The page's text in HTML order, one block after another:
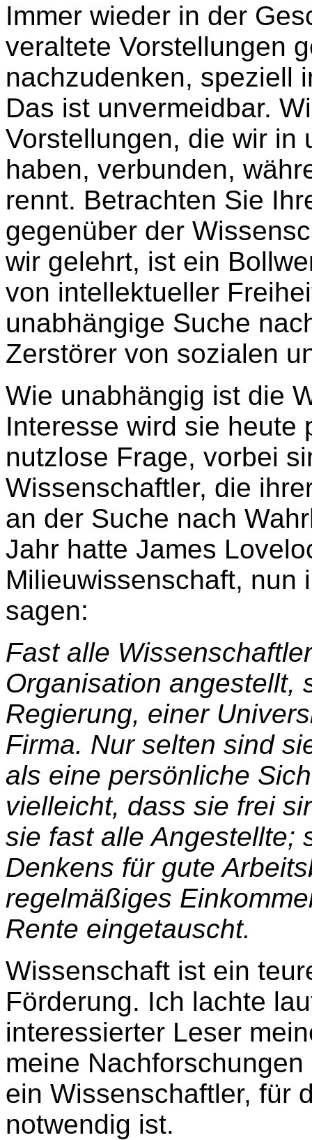
Immer wieder in der
veraltete Vorstellungen
nachzudenken, speziell
Das ist unvermeidbar.
Vorstellungen, die wir in
haben, verbunden,
rennt. Betrachten Sie
gegenüber der
wir gelehrt, ist ein
von intellektueller
unabhängige Suche
Zerstörer von sozialen
Wie unabhängig ist die
Interesse wird sie heute
nutzlose Frage, vorbei
Wissenschaftler, die
an der Suche nach
Jahr hatte James
Milieuwissenschaft, nun
sagen:
Fast alle
Organisation angestellt,
Regierung, einer
Firma. Nur selten sind
als eine persönliche
vielleicht, dass sie frei
sie fast alle Angestellte;
Denkens für gute
regelmäßiges
Rente eingetauscht.
Wissenschaft ist ein
Förderung. Ich lachte
interessierter Leser
meine
ein Wissenschaftler, für
notwendig ist.